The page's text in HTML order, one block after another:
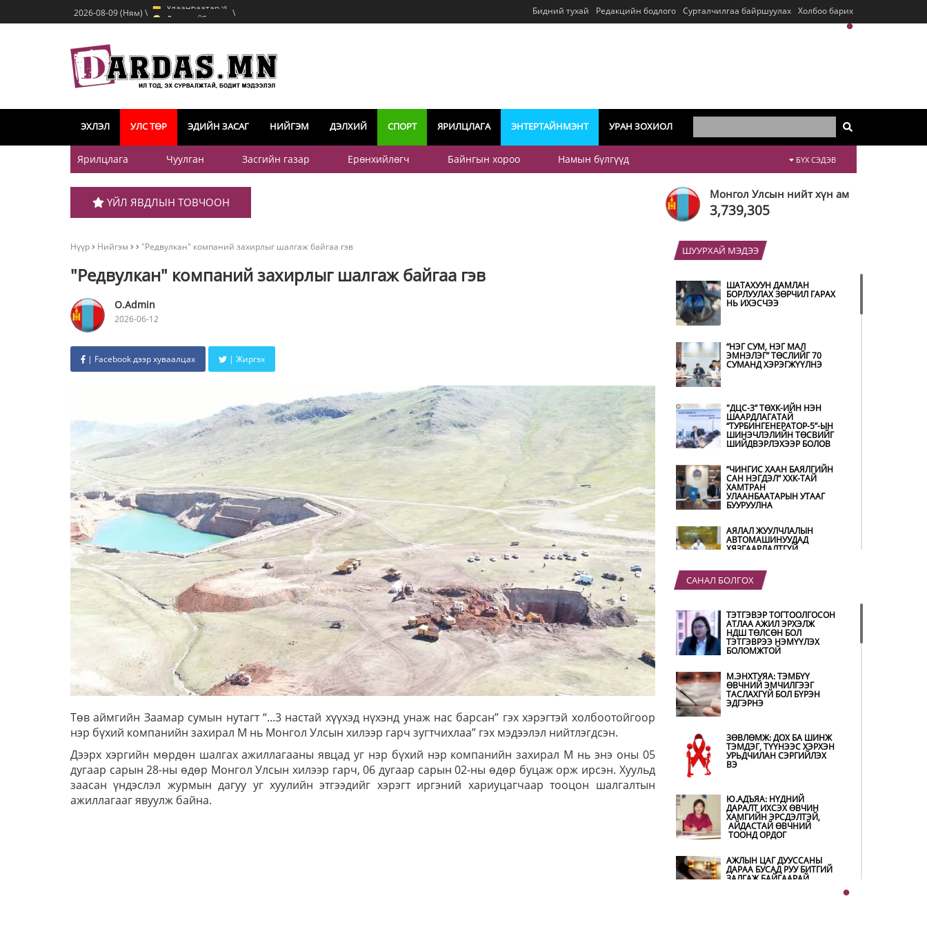
2026-08-09 (Ням) \
Дархан oC
Эрдэнэт C
\ Бидний тухай Редакцийн бодлого Сурталчилгаа байршуулах Холбоо барих
ЭХЛЭЛ УЛС ТӨР ЭДИЙН ЗАСАГ НИЙГЭМ ДЭЛХИЙ СПОРТ ЯРИЛЦЛАГА ЭНТЕРТАЙНМЭНТ УРАН ЗОХИОЛ
Ярилцлага Чуулган Засгийн газар Ерөнхийлөгч Байнгын хороо Намын бүлгүүд БҮХ СЭДЭВ
ҮЙЛ ЯВДЛЫН ТОВЧООН
Монгол Улсын нийт хүн ам
3,739,305
Нүүр Нийгэм "Редвулкан" компаний захирлыг шалгаж байгаа гэв
"Редвулкан" компаний захирлыг шалгаж байгаа гэв
O.Admin
2026-06-12
| Facebook дээр хуваалцах | Жиргэх
Төв аймгийн Заамар сумын нутагт “...3 настай хүүхэд нүхэнд унаж нас барсан” гэх хэрэгтэй холбоотойгоор
нэр бүхий компанийн захирал М нь Монгол Улсын хилээр гарч зугтчихлаа” гэх мэдээлэл нийтлэгдсэн.
Дээрх хэргийн мөрдөн шалгах ажиллагааны явцад уг нэр бүхий нэр компанийн захирал М нь энэ оны 05
дугаар сарын 28-ны өдөр Монгол Улсын хилээр гарч, 06 дугаар сарын 02-ны өдөр буцаж орж ирсэн. Хуульд
заасан үндэслэл журмын дагуу уг хуулийн этгээдийг хэрэгт иргэний хариуцагчаар тооцон шалгалтын
ажиллагааг явуулж байна.
ШУУРХАЙ МЭДЭЭ
ШАТАХУУН ДАМЛАН
БОРЛУУЛАХ ЗӨРЧИЛ ГАРАХ
НЬ ИХЭСЧЭЭ
“НЭГ СУМ, НЭГ МАЛ
ЭМНЭЛЭГ” ТӨСЛИЙГ 70
СУМАНД ХЭРЭГЖҮҮЛНЭ
"ДЦС-3” ТӨХК-ИЙН НЭН
ШААРДЛАГАТАЙ
“ТУРБИНГЕНЕРАТОР-5”-ЫН
ШИНЭЧЛЭЛИЙН ТӨСВИЙГ
ШИЙДВЭРЛЭХЭЭР БОЛОВ
“ЧИНГИС ХААН БАЯЛГИЙН
САН НЭГДЭЛ” ХХК-ТАЙ
ХАМТРАН
УЛААНБААТАРЫН УТААГ
БУУРУУЛНА
АЯЛАЛ ЖУУЛЧЛАЛЫН
АВТОМАШИНУУДАД
ХЯЗГААРЛАЛТГҮЙ
“ХОТЫН ДАРГА СОНСОЖ
ДУГААР НАЙМДУГААР
САРЫН 14-НД
АШИГЛАЛТАД ОРНО
Б.ДАШПҮРЭВ:
ШТС, ОРОН НУТГИЙН 80
ШТС-Д ТҮГЭЭЛТ ХИЙСЭН
ПИРОЛИЗИЙН ҮЙЛДВЭР
БАЙГУУЛЖ, ИРЭХ ОНООС
ХАГАС КОКС ТҮЛШИЙГ
ДОТООДДОО
ҮЙЛДВЭРЛЭНЭ
АМАРГҮЙ ЦАГ ҮЕИЙГ ИРЭХ
ӨДРҮҮДЭД Ч БИД
ХАМТДАА Л ДАВАН
ТУУЛНА
БООМТООР ОРЖ ИРСЭН
ШАТАХУУНЫ МЭДЭЭЛЭЛ
САНАЛ БОЛГОХ
ТЭТГЭВЭР ТОГТООЛГОСОН
АТЛАА АЖИЛ ЭРХЭЛЖ
НДШ ТӨЛСӨН БОЛ
ТЭТГЭВРЭЭ НЭМҮҮЛЭХ
БОЛОМЖТОЙ
М.ЭНХТУЯА: ТЭМБҮҮ
ӨВЧНИЙ ЭМЧИЛГЭЭГ
ТАСЛАХГҮЙ БОЛ БҮРЭН
ЭДГЭРНЭ
ЗӨВЛӨМЖ: ДОХ БА ШИНЖ
ТЭМДЭГ, ТҮҮНЭЭС ХЭРХЭН
УРЬДЧИЛАН СЭРГИЙЛЭХ
ВЭ
Ю.АДЪЯА: НҮДНИЙ
ДАРАЛТ ИХСЭХ ӨВЧИН
ХАМГИЙН ЭРСДЭЛТЭЙ,
АЙДАСТАЙ ӨВЧНИЙ
ТООНД ОРДОГ
АЖЛЫН ЦАГ ДУУССАНЫ
ДАРАА БУСАД РУУ БИТГИЙ
ЗАЛГАЖ БАЙГААРАЙ